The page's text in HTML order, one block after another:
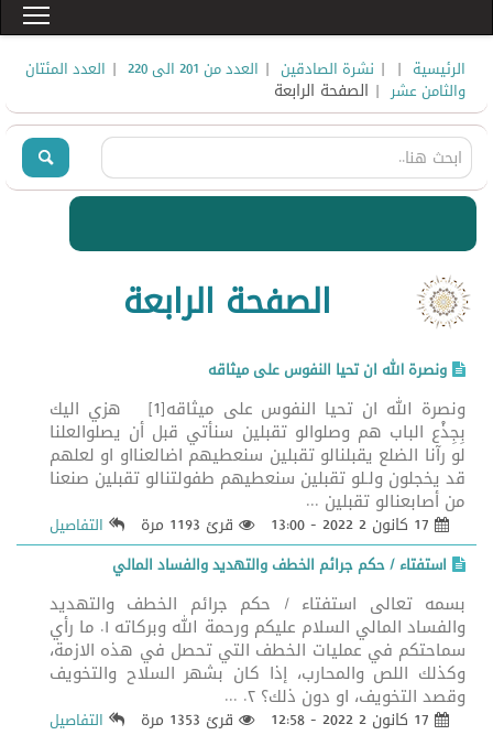
الرئيسية |
| نشرة الصادقين | العدد من 201 الى 220 | العدد المئتان
والثامن عشر | الصفحة الرابعة
الصفحة الرابعة
ونصرة الله ان تحيا النفوس على ميثاقه
ونصرة الله ان تحيا النفوس على ميثاقه[1] هزي اليك
بِجِذْع الباب هم وصلوالو تقبلين سنأتي قبل أن يصلوالعلنا
لو رآنا الضلع يقبلنالو تقبلين سنعطيهم اضالعنااو او لعلهم
قد يخجلون ولـلو تقبلين سنعطيهم طفولتنالو تقبلين صنعنا
من أصابعنالو تقبلين ...
قرئ 1193 مرة
التفاصيل
استفتاء / حكم جرائم الخطف والتهديد والفساد المالي
بسمه تعالى استفتاء / حكم جرائم الخطف والتهديد
والفساد المالي السلام عليكم ورحمة الله وبركاته ١. ما رأي
سماحتكم في عمليات الخطف التي تحصل في هذه الازمة،
وكذلك اللص والمحارب، إذا كان بشهر السلاح والتخويف
وقصد التخويف، او دون ذلك؟ ٢. ...
قرئ 1353 مرة التفاصيل